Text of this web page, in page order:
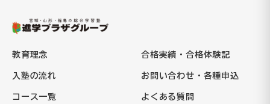
教育理念
入塾の流れ
コース一覧
合格実績・合格体験記
お問い合わせ・各種申込
よくある質問